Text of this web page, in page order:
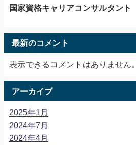
国家資格キャリアコンサルタント
最新のコメント
表示できるコメントはありません。
アーカイブ
2025年1月
2024年7月
2024年4月